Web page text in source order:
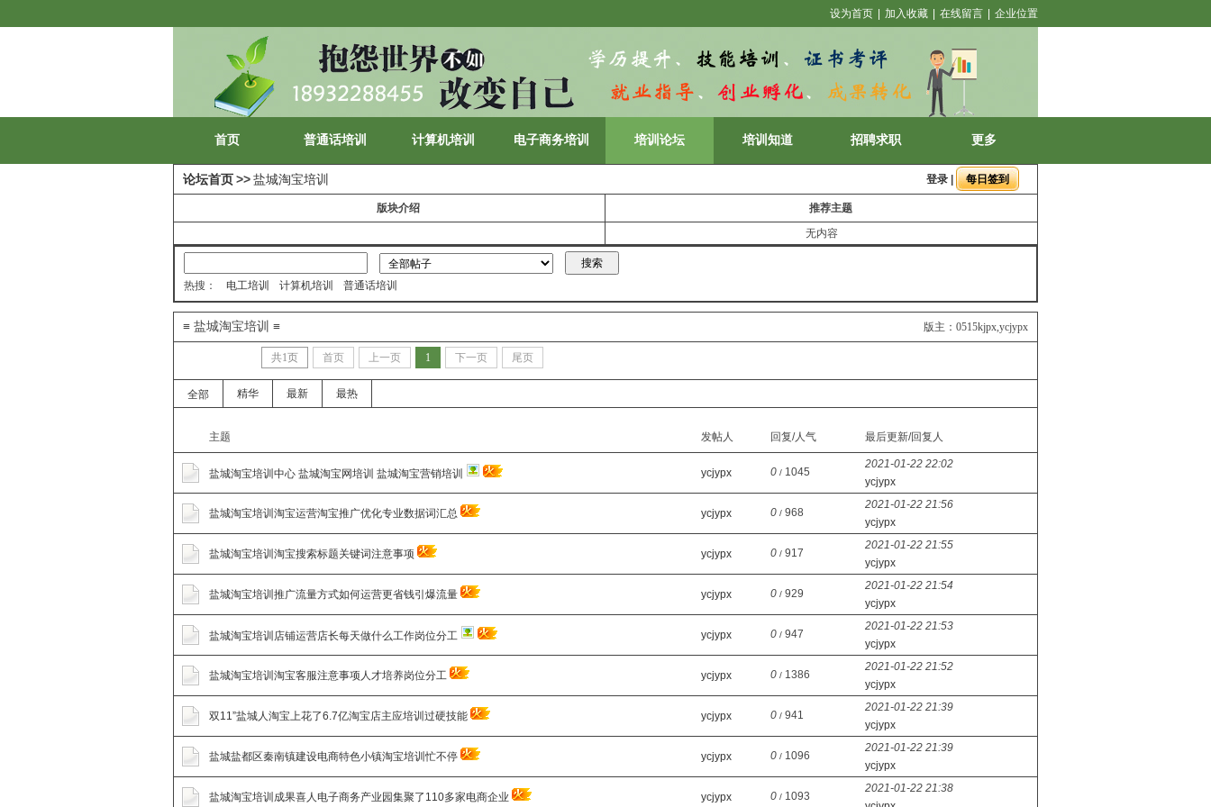
设为首页 加入收藏 在线留言 企业位置
首页 普通话培训 计算机培训 电子商务培训 培训论坛 培训知道 招聘求职 更多
论坛首页>>盐城淘宝培训 登录
版块介绍
推荐主题
无内容
热搜： 电工培训 计算机培训 普通话培训
版主：0515kjpx,ycjypx
≡ 盐城淘宝培训 ≡
共1页 首页 上一页 1 下一页 尾页
全部 精华 最新 最热
主题 发帖人 回复/人气 最后更新/回复人
盐城淘宝培训中心 盐城淘宝网培训 盐城淘宝营销培训 ycjypx 0 / 1045
2021-01-22 22:02
ycjypx
盐城淘宝培训淘宝运营淘宝推广优化专业数据词汇总 ycjypx 0 / 968
2021-01-22 21:56
ycjypx
盐城淘宝培训淘宝搜索标题关键词注意事项 ycjypx 0 / 917
2021-01-22 21:55
ycjypx
盐城淘宝培训推广流量方式如何运营更省钱引爆流量 ycjypx 0 / 929
2021-01-22 21:54
ycjypx
盐城淘宝培训店铺运营店长每天做什么工作岗位分工 ycjypx 0 / 947
2021-01-22 21:53
ycjypx
盐城淘宝培训淘宝客服注意事项人才培养岗位分工 ycjypx 0 / 1386
2021-01-22 21:52
ycjypx
双11”盐城人淘宝上花了6.7亿淘宝店主应培训过硬技能 ycjypx 0 / 941
2021-01-22 21:39
ycjypx
盐城盐都区秦南镇建设电商特色小镇淘宝培训忙不停 ycjypx 0 / 1096
2021-01-22 21:39
ycjypx
盐城淘宝培训成果喜人电子商务产业园集聚了110多家电商企业 ycjypx 0 / 1093
2021-01-22 21:38